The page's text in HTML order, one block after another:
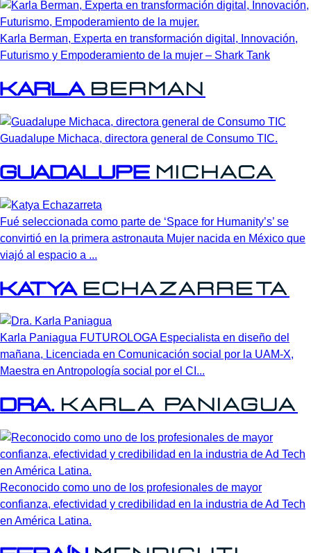
Karla Berman, Experta en transformación digital, Innovación,
Futurismo y Empoderamiento de la mujer – Shark Tank
Karla Berman
Guadalupe Michaca, directora general de Consumo TIC.
Guadalupe Michaca
Fué seleccionada como parte de ‘Space for Humanity’s’ se
convirtió en la primera astronauta Mujer nacida en México que
viajó al espacio a ...
Katya Echazarreta
Karla Paniagua FUTUROLOGA Especialista en diseño del
mañana, Licenciada en Comunicación social por la UAM-X,
Maestra en Antropología social por el CI...
Dra. Karla Paniagua
Reconocido como uno de los profesionales de mayor
confianza, efectividad y credibilidad en la industria de Ad Tech
en América Latina.